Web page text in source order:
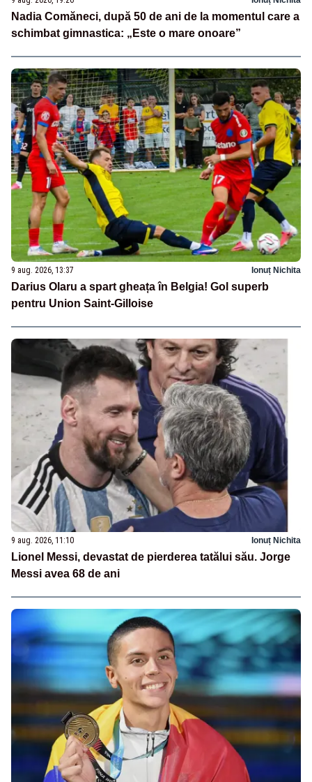
Nadia Comăneci, după 50 de ani de la momentul care a
schimbat gimnastica: „Este o mare onoare”
9 aug. 2026, 13:37 Ionuț Nichita
Darius Olaru a spart gheața în Belgia! Gol superb
pentru Union Saint-Gilloise
9 aug. 2026, 11:10 Ionuț Nichita
Lionel Messi, devastat de pierderea tatălui său. Jorge
Messi avea 68 de ani